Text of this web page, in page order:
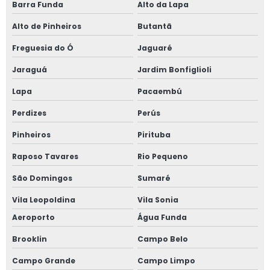
Plataforma tesoura aluguel valor
Plataforma tesoura 10m
Plataforma tesoura 10m preço
Plataforma tesoura 12m
Plataforma tesoura 12m preço
Barra Funda Alto da Lapa
Alto de Pinheiros Butantã
Freguesia do Ó Jaguaré
Jaraguá Jardim Bonfiglioli
Lapa Pacaembú
Perdizes Perús
Pinheiros Pirituba
Raposo Tavares Rio Pequeno
São Domingos Sumaré
Vila Leopoldina
Vila Sonia
Aeroporto
Água Funda
Brooklin Campo Belo
Campo Grande Campo Limpo